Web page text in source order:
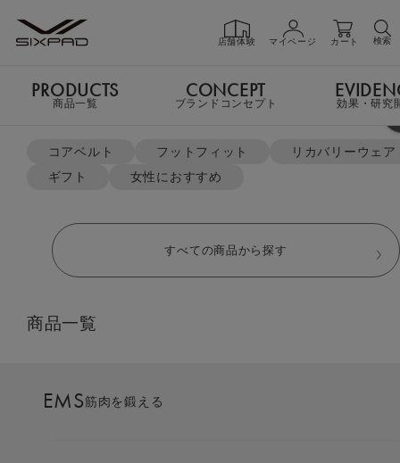
店舗体験 マイページ カート 検索
PRODUCTS 商品一覧
GIFT ギフト
SHOP
よく検索されているキーワード
コアベルト フットフィット
リカバリーウェア
ギフト
女性におすすめ
すべての商品から探す
商品一覧
EMS筋肉を鍛える
PRODUCTS
商品一覧
CONCEPT
ブランドコンセプト 効果・研究